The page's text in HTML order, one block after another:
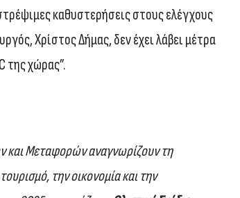
καθυστερήσεις στους ελέγχους
Χρίστος Δήμας, δεν έχει λάβει μέτρα
της χώρας”.
και Μεταφορών αναγνωρίζουν τη
την οικονομία και την